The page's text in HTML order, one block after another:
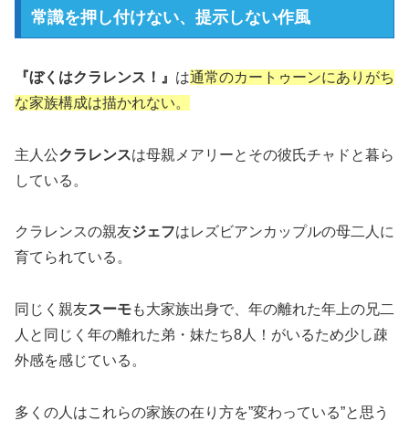
常識を押し付けない、提示しない作風
『ぼくはクラレンス！』 は通常のカートゥーンにありがち
な家族構成は描かれない。
主人公クラレンスは母親メアリーとその彼氏チャドと暮ら
している。
クラレンスの親友ジェフはレズビアンカップルの母二人に
育てられている。
同じく親友スーモも大家族出身で、年の離れた年上の兄二
人と同じく年の離れた弟・妹たち8人！がいるため少し疎
外感を感じている。
多くの人はこれらの家族の在り方を”変わっている”と思う